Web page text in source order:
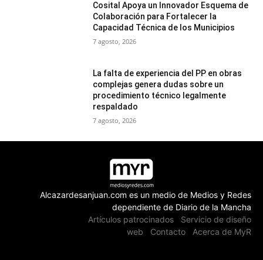
Cosital Apoya un Innovador Esquema de
Colaboración para Fortalecer la
Capacidad Técnica de los Municipios
7 agosto, 2026
La falta de experiencia del PP en obras
complejas genera dudas sobre un
procedimiento técnico legalmente
respaldado
7 agosto, 2026
Alcazardesanjuan.com es un medio de Medios y Redes
dependiente de Diario de la Mancha
Artículos patrocinados
Servicio de diseño
web
Contacto Acerca de MyR